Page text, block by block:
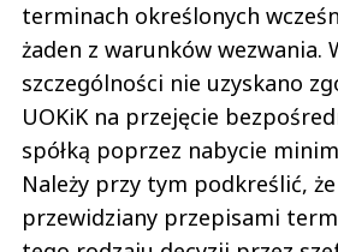
terminach określonych
żaden z warunków wezwania.
szczególności nie uzyskano
UOKiK na przejęcie
spółką poprzez nabycie
Należy przy tym podkreślić, że
przewidziany przepisami